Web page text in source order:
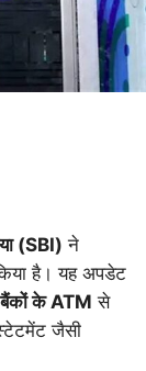
(SBI) ने
है। यह अपडेट
के ATM से
जैसी